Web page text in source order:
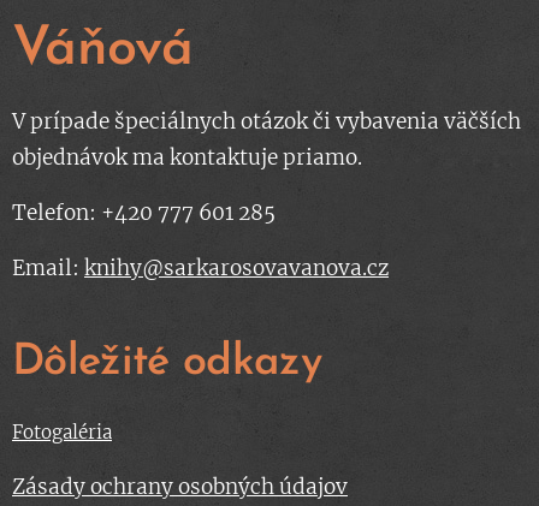
Váňová
V prípade špeciálnych otázok či vybavenia väčších
objednávok ma kontaktuje priamo.
Telefon: +420 777 601 285
Email: knihy@sarkarosovavanova.cz
Dôležité odkazy
Fotogaléria
Zásady ochrany osobných údajov